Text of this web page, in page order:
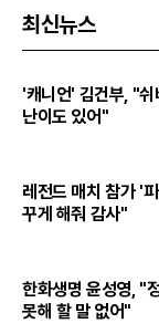
최신뉴스
'캐니언' 김건부, "쉬
난이도 있어"
레전드 매치 참가 '
꾸게 해줘 감사"
한화생명 윤성영, "
못해 할 말 없어"